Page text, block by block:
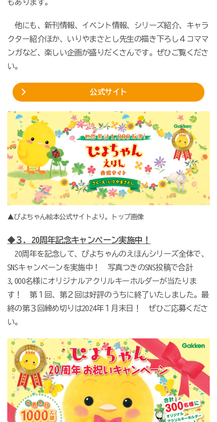
もあります。
他にも、新刊情報、イベント情報、シリーズ紹介、キャラ
クター紹介ほか、いりやまさとし先生の描き下ろし４コママ
ンガなど、楽しい企画が盛りだくさんです。ぜひご覧くださ
い。
公式サイト
▲ぴよちゃん絵本公式サイトより。トップ画像
◆３. 20周年記念キャンペーン実施中！
20周年を記念して、ぴよちゃんのえほんシリーズ全体で、
SNSキャンペーンを実施中！ 写真つきのSNS投稿で合計
3,000名様にオリジナルアクリルキーホルダーが当たりま
す！ 第１回、第２回は好評のうちに終了いたしました。最
終の第３回締め切りは2024年１月末日！ ぜひご応募くださ
い。